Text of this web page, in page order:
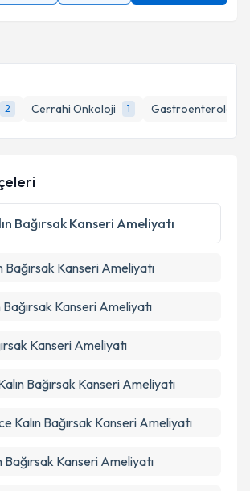
2 Cerrahi Onkoloji 1 Gastroenteroloji
Bağırsak Kanseri Ameliyatı
Bağırsak Kanseri Ameliyatı
Bağırsak Kanseri Ameliyatı
Kanseri Ameliyatı
Bağırsak Kanseri Ameliyatı
Kalın Bağırsak Kanseri Ameliyatı
Bağırsak Kanseri Ameliyatı